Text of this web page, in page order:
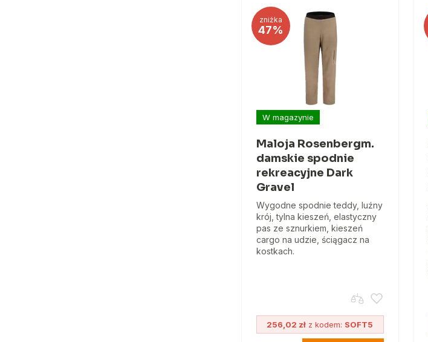
zniżka
47%
W magazynie
Maloja Rosenbergm.
damskie spodnie
rekreacyjne Dark
Gravel
Wygodne spodnie teddy, luźny
krój, tylna kieszeń, elastyczny
pas ze sznurkiem, kieszeń
cargo na udzie, ściągacz na
kostkach.
256,02 zł z kodem: SOFT5